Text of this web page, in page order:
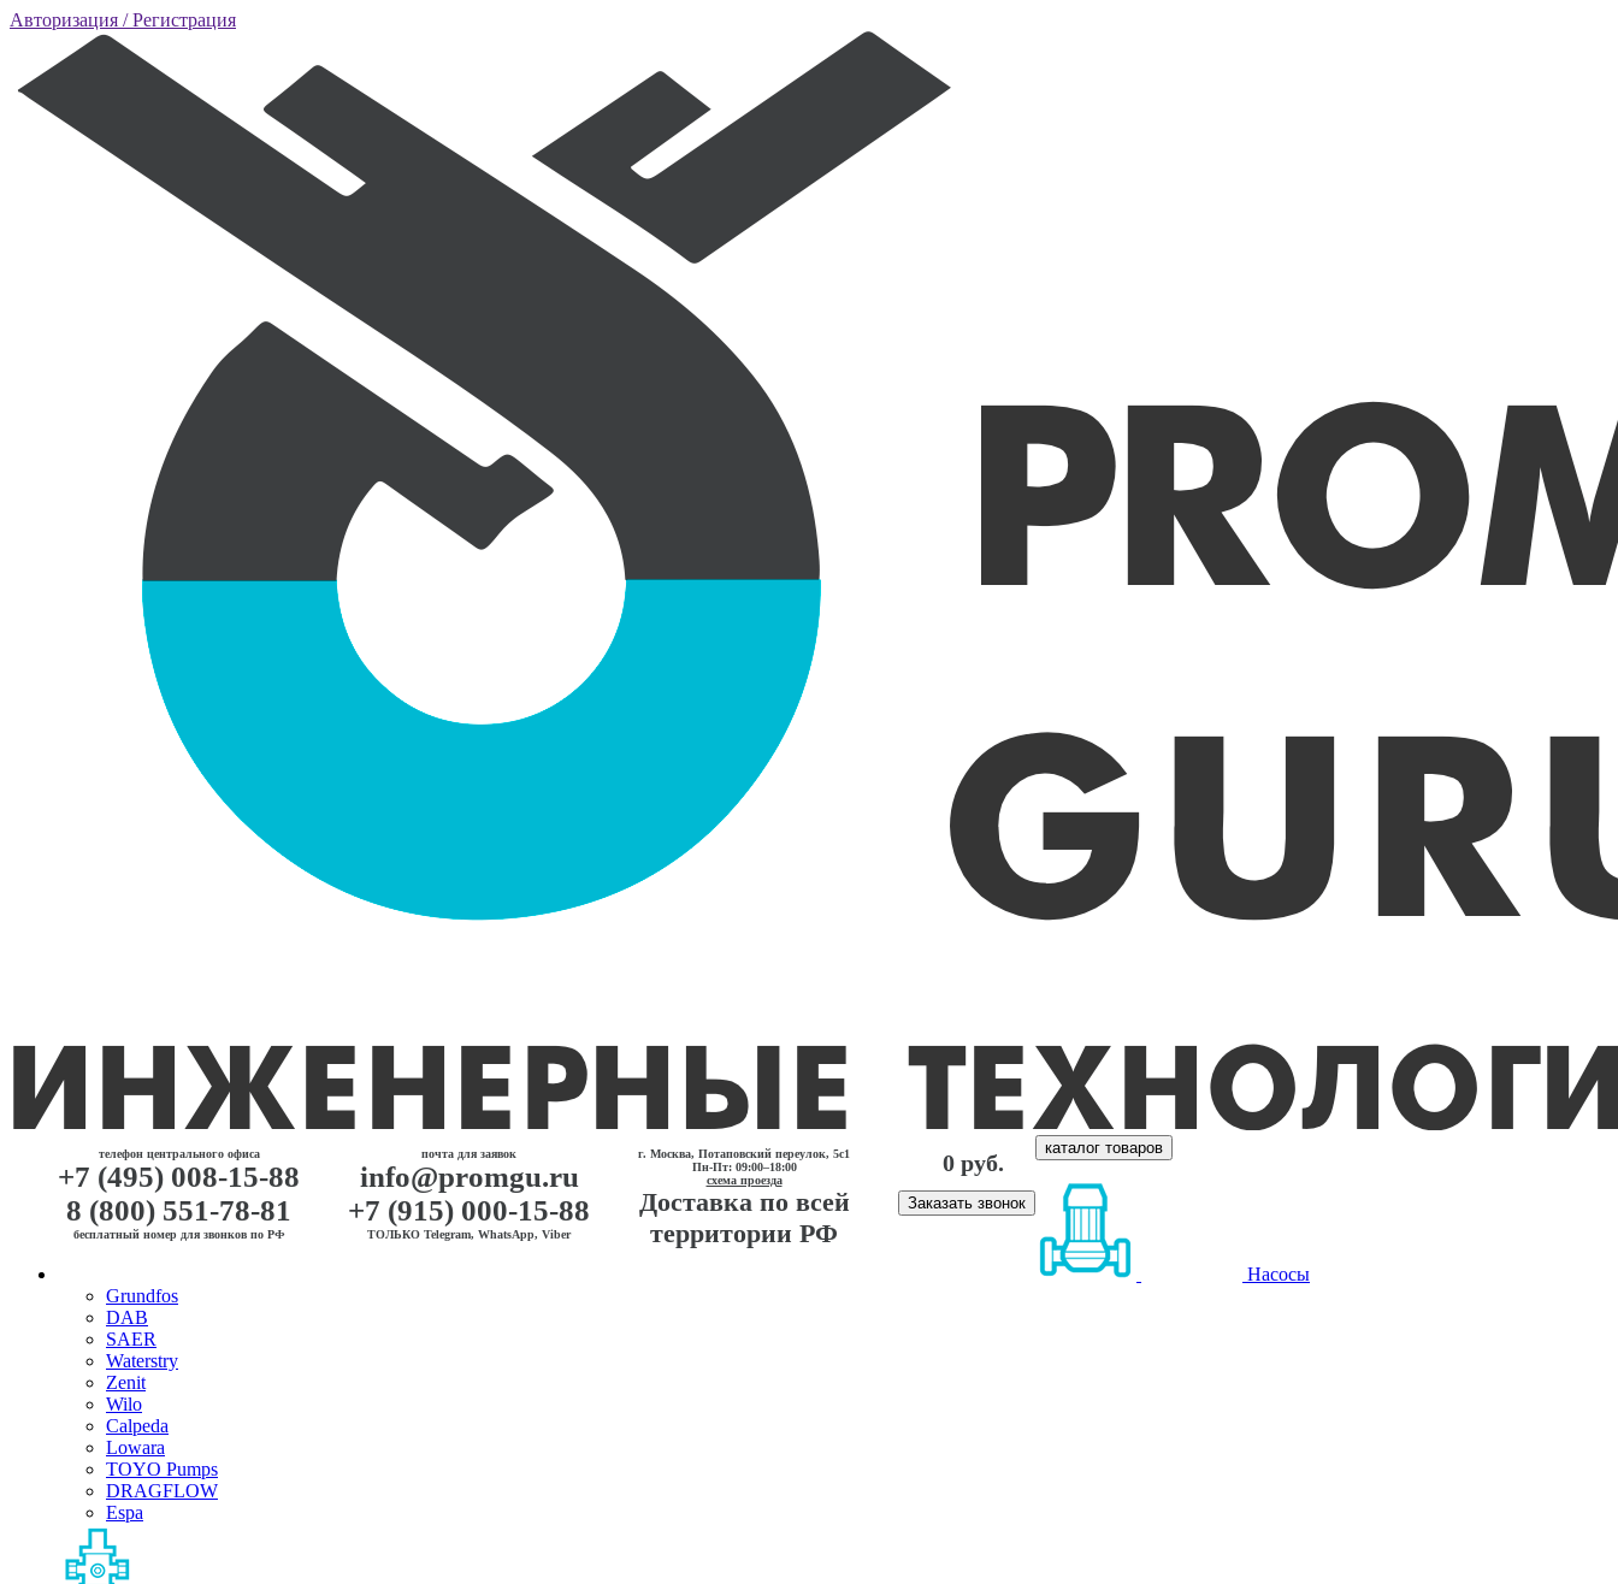
Авторизация / Регистрация
телефон центрального офиса
+7 (495) 008-15-88
8 (800) 551-78-81
бесплатный номер для звонков по РФ
почта для заявок
info@promgu.ru
+7 (915) 000-15-88
ТОЛЬКО Telegram, WhatsApp, Viber
г. Москва, Потаповский переулок, 5с1
Пн-Пт: 09:00–18:00
схема проезда
Доставка по всей
территории РФ
0 руб.
Заказать звонок
каталог товаров
Насосы
Grundfos
DAB
SAER
Waterstry
Zenit
Wilo
Calpeda
Lowara
TOYO Pumps
DRAGFLOW
Espa